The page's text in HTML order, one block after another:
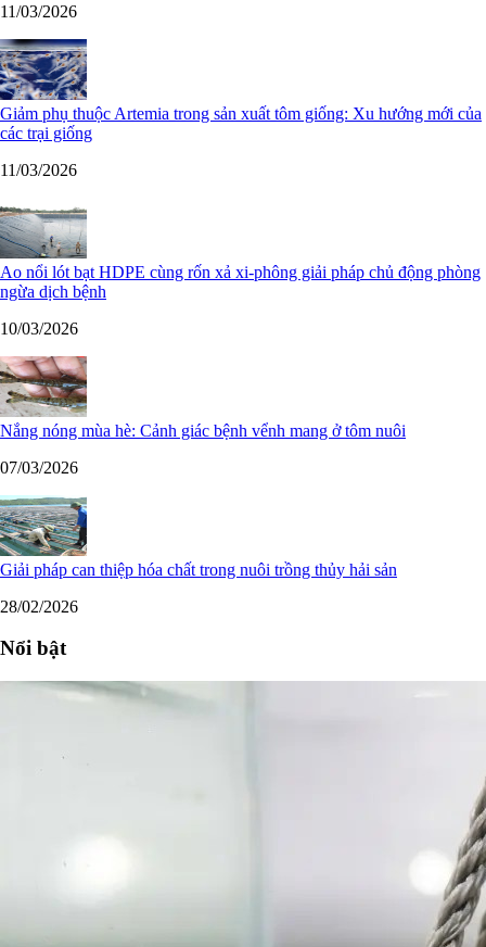
11/03/2026
Giảm phụ thuộc Artemia trong sản xuất tôm giống: Xu hướng mới của
các trại giống
11/03/2026
Ao nổi lót bạt HDPE cùng rốn xả xi-phông giải pháp chủ động phòng
ngừa dịch bệnh
10/03/2026
Nắng nóng mùa hè: Cảnh giác bệnh vểnh mang ở tôm nuôi
07/03/2026
Giải pháp can thiệp hóa chất trong nuôi trồng thủy hải sản
28/02/2026
Nổi bật